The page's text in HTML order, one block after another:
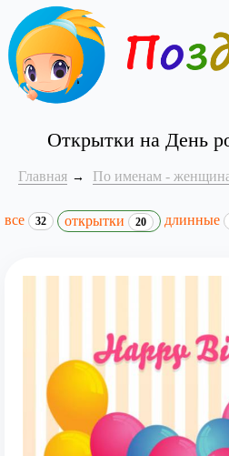
Открытки на День
Главная По именам -
все 32 открытки 20 длинные